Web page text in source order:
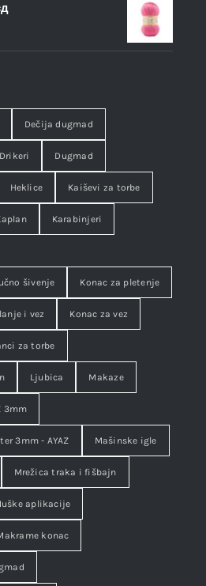
Dečija dugmad
Drikeri Dugmad
Heklice Kaiševi za torbe
Karabinjeri
šivenje Konac za pletenje
i vez Konac za vez
za torbe
Ljubica Makaze
3mm
3mm - AYAZ Mašinske igle
Mrežica traka i fišbajn
aplikacije
konac